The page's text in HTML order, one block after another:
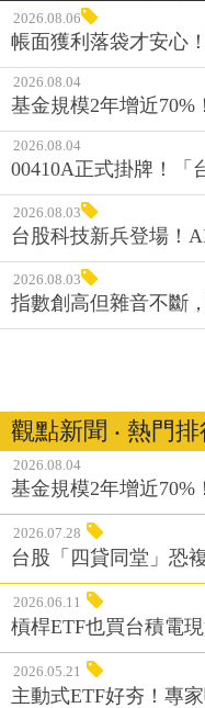
2026.08.06
帳面獲利落袋才安心
2026.08.04
基金規模2年增近
2026.08.04
00410A正式掛牌！「
2026.08.03
台股科技新兵登場！
2026.08.03
指數創高但雜音不斷
觀點新聞 ‧ 熱門
2026.08.04
基金規模2年增近
2026.07.28
台股「四貸同堂」恐
2026.06.11
槓桿ETF也買台積電
2026.05.21
主動式ETF好夯！專